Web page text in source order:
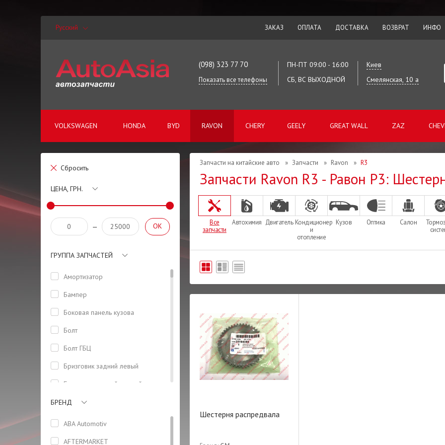
Русский ЗАКАЗ ОПЛАТА ДОСТАВКА ВОЗВРАТ ИНФО
(098) 323 77 70
Показать все телефоны
ПН-ПТ 09:00 - 16:00
СБ, ВС ВЫХОДНОЙ
Киев
Смелянская, 10 а
VOLKSWAGEN HONDA BYD RAVON CHERY GEELY GREAT WALL ZAZ
Сбросить
ЦЕНА, ГРН.
— OK
ГРУППА ЗАПЧАСТЕЙ
Амортизатор
Бампер
Боковая панель кузова
Болт
Болт ГБЦ
Бризговик задний левый
Бризговик задний правый
Брызговик передний правый
Вкладыши
Гидронатяжитель
БРЕНД
ABA Automotiv
AFTERMARKET
Запчасти на китайские авто » Запчасти » Ravon » R3
Запчасти Ravon R3 - Равон Р3:
Все
запчасти
Автохимия Двигатель Кондиционер
и
отопление
Кузов Оптика Салон
Шестерня распредвала